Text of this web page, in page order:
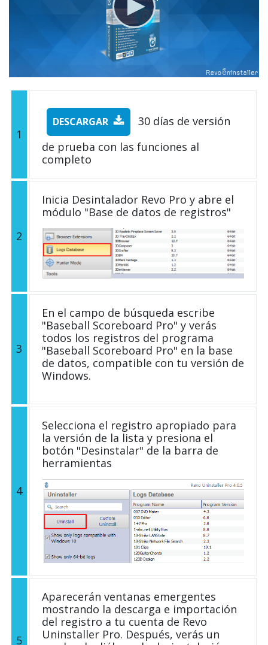
1
DESCARGAR
30 días de versión
de prueba con las funciones al
completo
2
Inicia Desintalador Revo Pro y abre el
módulo "Base de datos de registros"
3
En el campo de búsqueda escribe
"Baseball Scoreboard Pro" y verás
todos los registros del programa
"Baseball Scoreboard Pro" en la base
de datos, compatible con tu versión de
Windows.
4
Selecciona el registro apropiado para
la versión de la lista y presiona el
botón "Desinstalar" de la barra de
herramientas
5
Aparecerán ventanas emergentes
mostrando la descarga e importación
del registro a tu cuenta de Revo
Uninstaller Pro. Después, verás un